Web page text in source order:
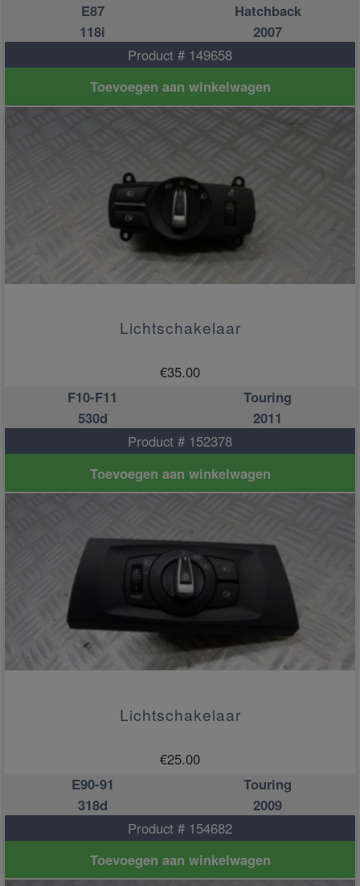
E87
Hatchback
118i
2007
Product # 149658
Toevoegen aan winkelwagen
Lichtschakelaar
€35.00
F10-F11
Touring
530d
2011
Product # 152378
Toevoegen aan winkelwagen
Lichtschakelaar
€25.00
E90-91
Touring
318d
2009
Product # 154682
Toevoegen aan winkelwagen